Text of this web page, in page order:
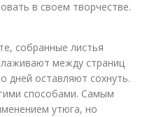
в своем творчестве.
собранные листья
между страниц
дней оставляют сохнуть.
способами. Самым
утюга, но